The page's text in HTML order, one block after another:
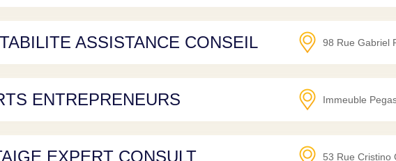
ASSISTANCE CONSEIL 98 Rue Gabriel
ENTREPRENEURS Immeuble
EXPERT CONSULT 53 Rue Cristino